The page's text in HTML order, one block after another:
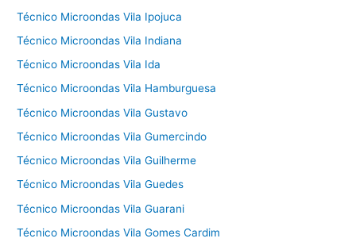
Técnico Microondas Vila Ipojuca
Técnico Microondas Vila Indiana
Técnico Microondas Vila Ida
Técnico Microondas Vila Hamburguesa
Técnico Microondas Vila Gustavo
Técnico Microondas Vila Gumercindo
Técnico Microondas Vila Guilherme
Técnico Microondas Vila Guedes
Técnico Microondas Vila Guarani
Técnico Microondas Vila Gomes Cardim